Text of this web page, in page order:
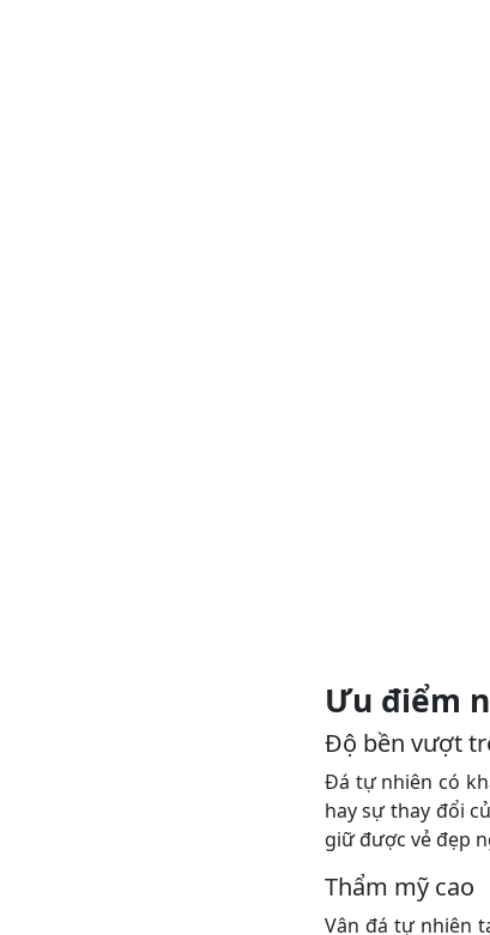
Ưu điểm
Độ bền vượt
Đá tự nhiên có
hay sự thay đổi
giữ được vẻ đẹp
Thẩm mỹ cao
Vân đá tự nhiên